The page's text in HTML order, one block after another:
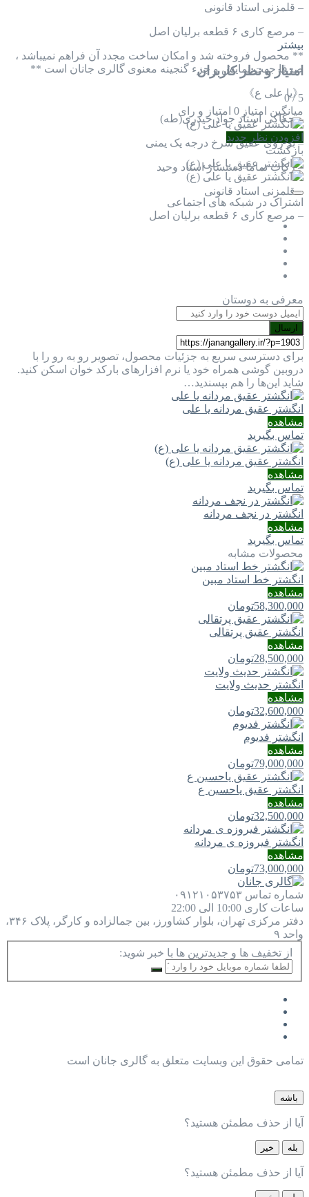
– قلمزنی استاد قانونی
– مرصع کاری ۶ قطعه برلیان اصل
** محصول فروخته شد و امکان ساخت مجدد آن فراهم نمیباشد ،
صرفا جهت نمایش و جزء گنجینه معنوی گالری جانان است **
《یا علی ع》
– حکاکی استاد جواد حیدری(طه)
– بر روی عقیق سرخ درجه یک یمنی
– رکاب تماما دستساز استاد وحید
– قلمزنی استاد قانونی
– مرصع کاری ۶ قطعه برلیان اصل
بیشتر
امتیاز و نظر کاربران
5
/
0
میانگین امتیاز 0 امتیاز و رای
افزودن نظر جدید
بازگشت
اشتراک در شبکه های اجتماعی
معرفی به دوستان
ارسال
برای دسترسی سریع به جزئیات محصول، تصویر رو به رو را با
دروبین گوشی همراه خود یا نرم افزارهای بارکد خوان اسکن کنید.
شاید این‌ها را هم بپسندید…
انگشتر عقیق مردانه یا علی
مشاهده
تماس بگیرید
انگشتر عقیق مردانه یا علی (ع)
مشاهده
تماس بگیرید
انگشتر در نجف مردانه
مشاهده
تماس بگیرید
محصولات مشابه
انگشتر خط استاد مبین
مشاهده
58,300,000تومان
انگشتر عقیق پرتقالی
مشاهده
28,500,000تومان
انگشتر حدیث ولایت
مشاهده
32,600,000تومان
انگشتر فدیوم
مشاهده
79,000,000تومان
انگشتر عقیق یاحسین ع
مشاهده
32,500,000تومان
انگشتر فیروزه ی مردانه
مشاهده
73,000,000تومان
شماره تماس ۰۹۱۲۱۰۵۳۷۵۳
ساعات کاری 10:00 الی 22:00
دفتر مرکزی
تهران، بلوار کشاورز، بین جمالزاده و کارگر، پلاک ۳۴۶،
واحد ۹
از تخفیف ها و جدیدترین ها با خبر شوید:
تمامی حقوق این وبسایت متعلق به گالری جانان است
باشه
آیا از حذف مطمئن هستید؟
بله خیر
آیا از حذف مطمئن هستید؟